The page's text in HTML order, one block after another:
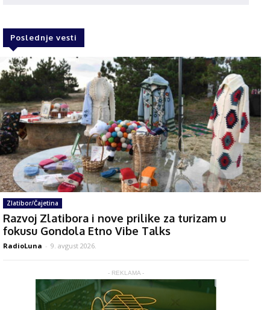
Poslednje vesti
Zlatibor/Čajetina
Razvoj Zlatibora i nove prilike za turizam u
fokusu Gondola Etno Vibe Talks
RadioLuna - 9. avgust 2026.
- REKLAMA -